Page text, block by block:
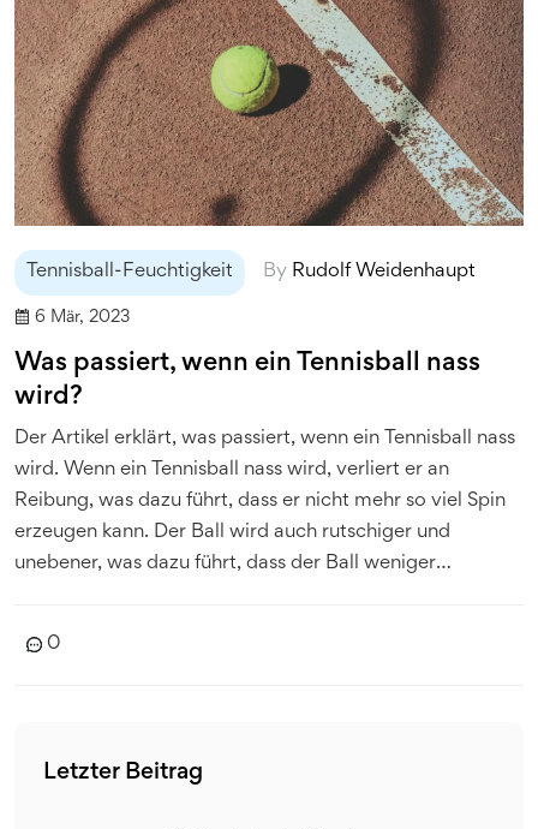
Tennisball-Feuchtigkeit By Rudolf Weidenhaupt
6 Mär, 2023
Was passiert, wenn ein Tennisball nass
wird?
Der Artikel erklärt, was passiert, wenn ein Tennisball nass
wird. Wenn ein Tennisball nass wird, verliert er an
Reibung, was dazu führt, dass er nicht mehr so viel Spin
erzeugen kann. Der Ball wird auch rutschiger und
unebener, was dazu führt, dass der Ball weniger
schwerer macht. Im Allgemeinen können nasse Bälle
Reibung, wird rutschiger und schwerer, und es kann
0
Letzter Beitrag